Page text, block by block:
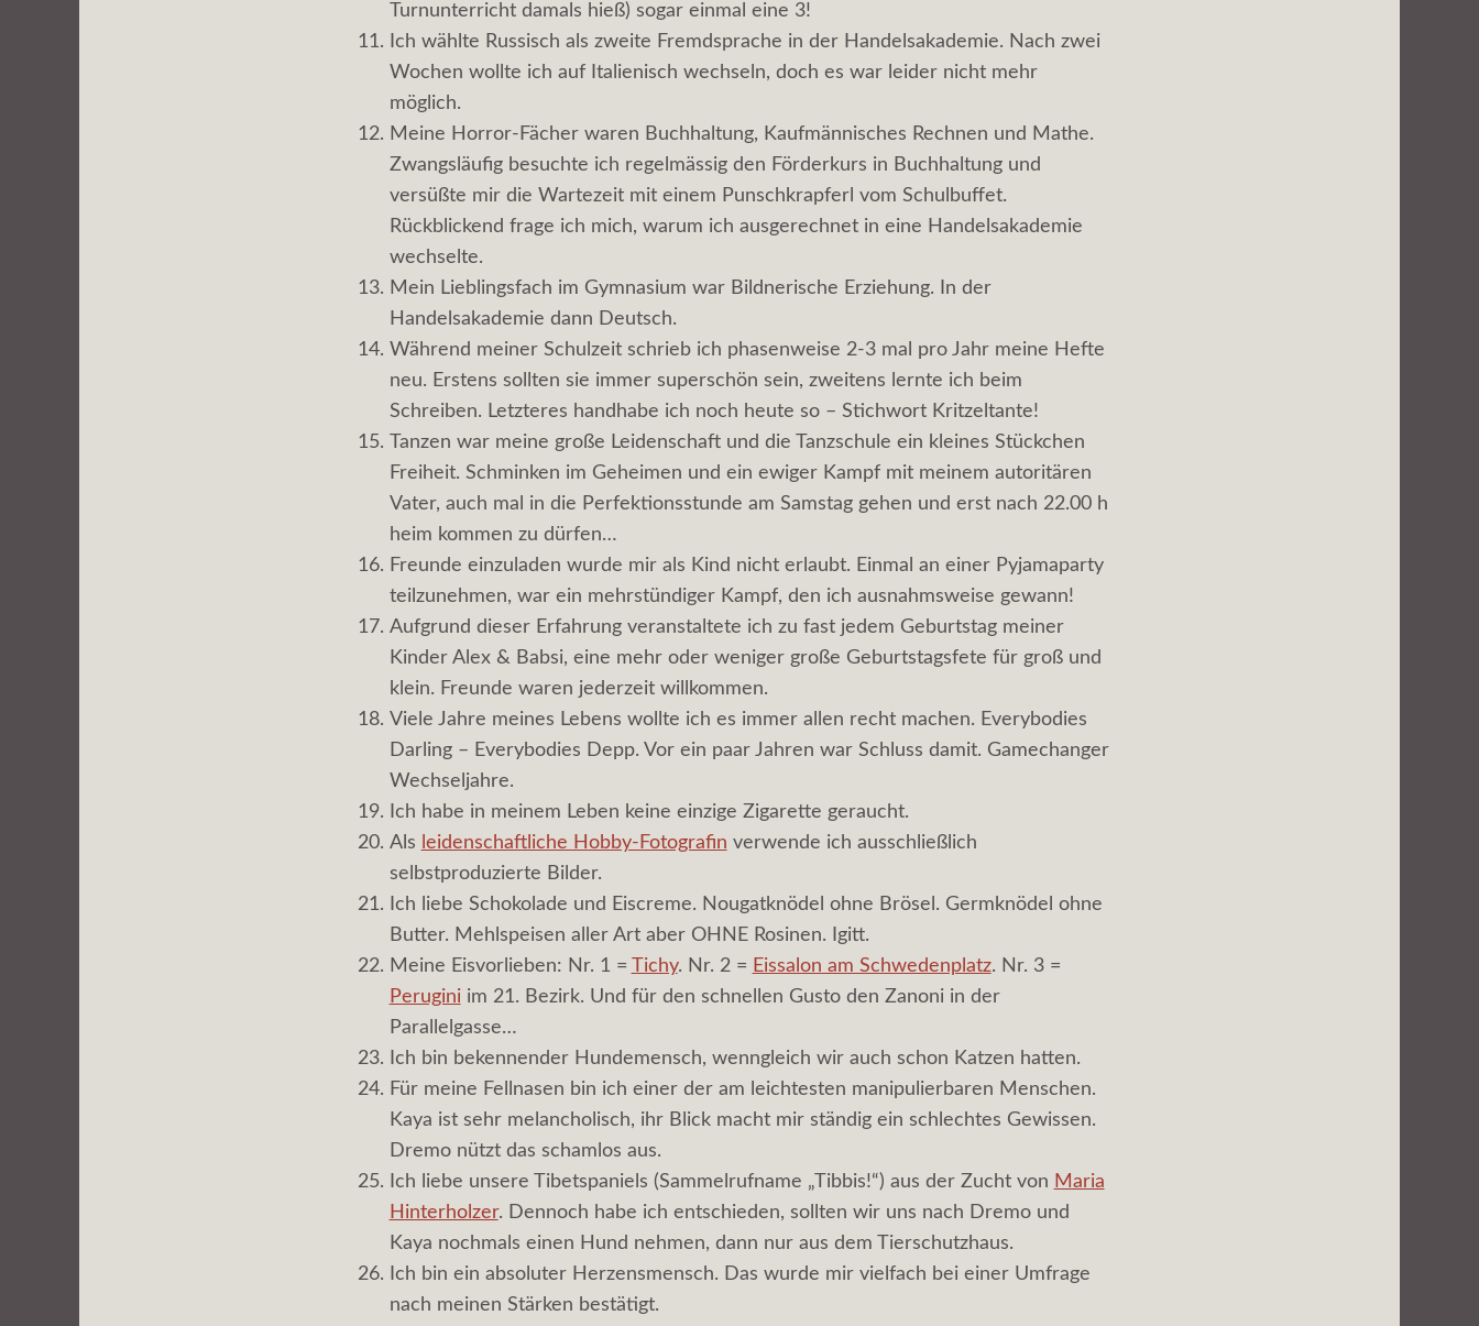
Turnunterricht damals hieß) sogar einmal eine 3!
Ich wählte Russisch als zweite Fremdsprache in der Handelsakademie. Nach zwei
Wochen wollte ich auf Italienisch wechseln, doch es war leider nicht mehr
möglich.
Meine Horror-Fächer waren Buchhaltung, Kaufmännisches Rechnen und Mathe.
Zwangsläufig besuchte ich regelmässig den Förderkurs in Buchhaltung und
versüßte mir die Wartezeit mit einem Punschkrapferl vom Schulbuffet.
Rückblickend frage ich mich, warum ich ausgerechnet in eine Handelsakademie
wechselte.
Mein Lieblingsfach im Gymnasium war Bildnerische Erziehung. In der
Handelsakademie dann Deutsch.
Während meiner Schulzeit schrieb ich phasenweise 2-3 mal pro Jahr meine Hefte
neu. Erstens sollten sie immer superschön sein, zweitens lernte ich beim
Schreiben. Letzteres handhabe ich noch heute so – Stichwort Kritzeltante!
Tanzen war meine große Leidenschaft und die Tanzschule ein kleines Stückchen
Freiheit. Schminken im Geheimen und ein ewiger Kampf mit meinem autoritären
Vater, auch mal in die Perfektionsstunde am Samstag gehen und erst nach 22.00 h
heim kommen zu dürfen…
Freunde einzuladen wurde mir als Kind nicht erlaubt. Einmal an einer Pyjamaparty
teilzunehmen, war ein mehrstündiger Kampf, den ich ausnahmsweise gewann!
Aufgrund dieser Erfahrung veranstaltete ich zu fast jedem Geburtstag meiner
Kinder Alex & Babsi, eine mehr oder weniger große Geburtstagsfete für groß und
klein. Freunde waren jederzeit willkommen.
Viele Jahre meines Lebens wollte ich es immer allen recht machen. Everybodies
Darling – Everybodies Depp. Vor ein paar Jahren war Schluss damit. Gamechanger
Wechseljahre.
Ich habe in meinem Leben keine einzige Zigarette geraucht.
Als leidenschaftliche Hobby-Fotografin verwende ich ausschließlich
selbstproduzierte Bilder.
Ich liebe Schokolade und Eiscreme. Nougatknödel ohne Brösel. Germknödel ohne
Butter. Mehlspeisen aller Art aber OHNE Rosinen. Igitt.
Meine Eisvorlieben: Nr. 1 =
Tichy. Nr. 2 = Eissalon am Schwedenplatz. Nr. 3 =
Perugini im 21. Bezirk. Und für den schnellen Gusto den Zanoni in der
Parallelgasse…
Ich bin bekennender Hundemensch, wenngleich wir auch schon Katzen hatten.
Für meine Fellnasen bin ich einer der am leichtesten manipulierbaren Menschen.
Kaya ist sehr melancholisch, ihr Blick macht mir ständig ein schlechtes Gewissen.
Dremo nützt das schamlos aus.
Ich liebe unsere Tibetspaniels (Sammelrufname „Tibbis!“) aus der Zucht von Maria
Hinterholzer. Dennoch habe ich entschieden, sollten wir uns nach Dremo und
Kaya nochmals einen Hund nehmen, dann nur aus dem Tierschutzhaus.
Ich bin ein absoluter Herzensmensch. Das wurde mir vielfach bei einer Umfrage
nach meinen Stärken bestätigt.